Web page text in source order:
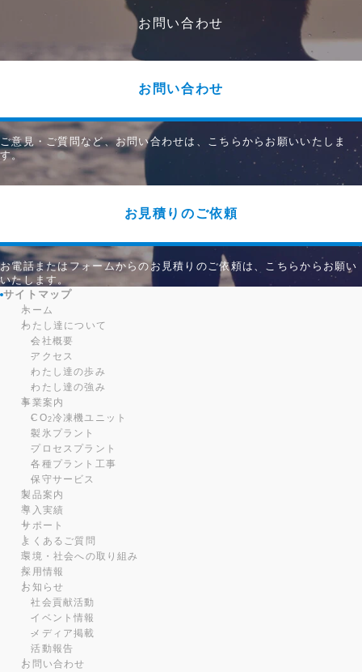
お問い合わせ
お問い合わせ
ご意見・ご質問など、お問い合わせは、こちらからお願いいたしま
す。
お見積りのご依頼
お電話またはフォームからのお見積りのご依頼は、こちらからお願い
いたします。
サイトマップ
ホーム
わたし達について
会社概要
アクセス
わたし達の歩み
わたし達の強み
事業案内
CO2冷凍機ユニット
製氷プラント
プロセスプラント
各種プラント工事
保守サービス
製品案内
導入実績
サポート
よくあるご質問
環境・社会への取り組み
採用情報
お知らせ
社会貢献活動
イベント情報
メディア掲載
活動報告
お問い合わせ